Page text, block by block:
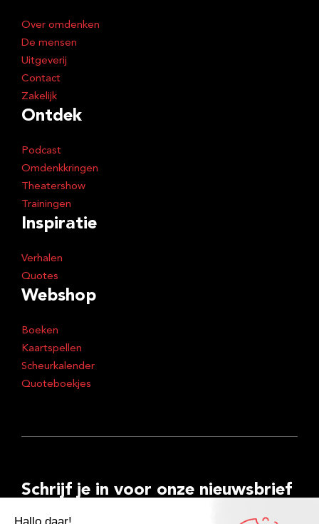
Over omdenken
De mensen
Uitgeverij
Contact
Zakelijk
Ontdek
Podcast
Omdenkkringen
Theatershow
Trainingen
Inspiratie
Verhalen
Quotes
Webshop
Boeken
Kaartspellen
Scheurkalender
Quoteboekjes
Schrijf je in voor onze nieuwsbrief